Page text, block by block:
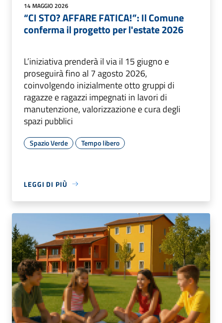
14 MAGGIO 2026
“CI STO? AFFARE FATICA!”: Il Comune
conferma il progetto per l'estate 2026
L’iniziativa prenderà il via il 15 giugno e
proseguirà fino al 7 agosto 2026,
coinvolgendo inizialmente otto gruppi di
ragazze e ragazzi impegnati in lavori di
manutenzione, valorizzazione e cura degli
spazi pubblici
Spazio Verde Tempo libero
LEGGI DI PIÙ